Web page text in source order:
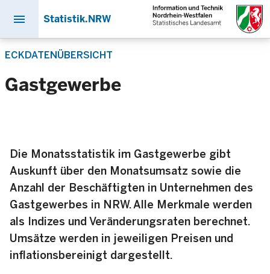
zum
menu Statistik.NRW
ECKDATENÜBERSICHT
Gastgewerbe
Die Monatsstatistik im Gastgewerbe gibt
Auskunft über den Monatsumsatz sowie die
Anzahl der Beschäftigten in Unternehmen des
Gastgewerbes in NRW. Alle Merkmale werden
als Indizes und Veränderungsraten berechnet.
Umsätze werden in jeweiligen Preisen und
inflationsbereinigt dargestellt.